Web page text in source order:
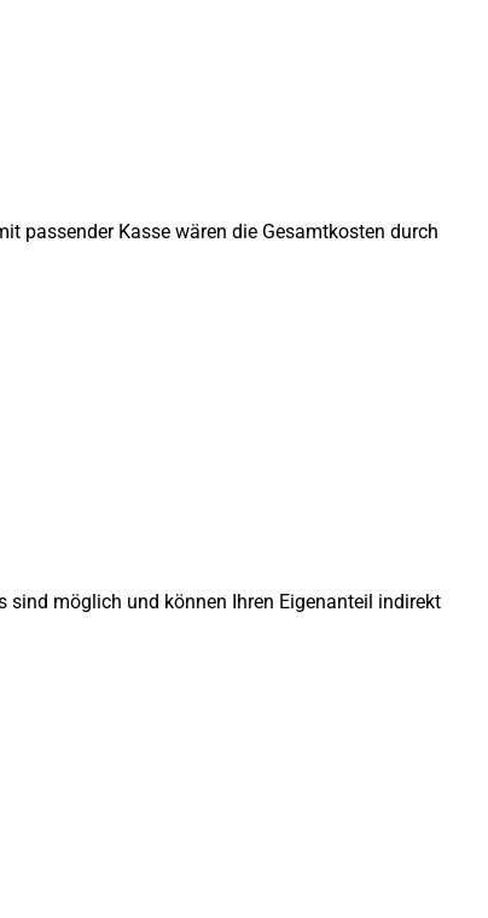
passender Kasse wären die Gesamtkosten durch
sind möglich und können Ihren Eigenanteil indirekt